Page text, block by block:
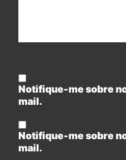
Notifique-me sobre
mail.
Notifique-me sobre
mail.